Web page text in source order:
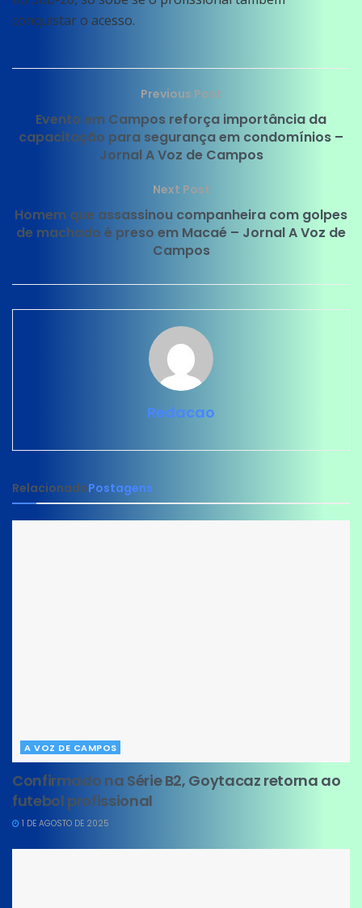
conquistar o acesso.
Previous Post
Evento em Campos reforça importância da
capacitação para segurança em condomínios –
Jornal A Voz de Campos
Next Post
Homem que assassinou companheira com golpes
de machado é preso em Macaé – Jornal A Voz de
Campos
Redacao
RelacionadoPostagens
A VOZ DE CAMPOS
Confirmado na Série B2, Goytacaz retorna ao
futebol profissional
1 DE AGOSTO DE 2025